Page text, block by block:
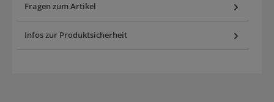
Fragen zum Artikel
Infos zur Produktsicherheit